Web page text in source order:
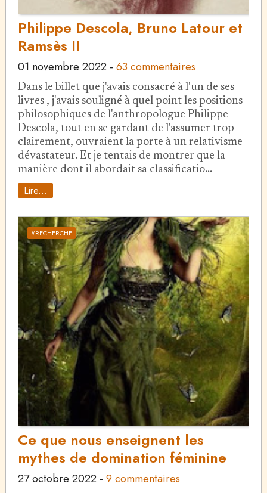
Philippe Descola, Bruno Latour et
Ramsès II
01 novembre 2022- 63 commentaires
Dans le billet que j'avais consacré à l'un de ses
livres , j'avais souligné à quel point les positions
philosophiques de l'anthropologue Philippe
Descola, tout en se gardant de l'assumer trop
clairement, ouvraient la porte à un relativisme
dévastateur. Et je tentais de montrer que la
manière dont il abordait sa classificatio…
Lire...
#RECHERCHE
Ce que nous enseignent les
mythes de domination féminine
27 octobre 2022- 9 commentaires